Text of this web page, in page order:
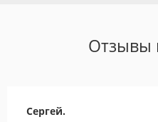
Отзывы
Сергей.